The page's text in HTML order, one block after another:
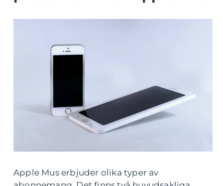
Apple Mus erbjuder olika typer av